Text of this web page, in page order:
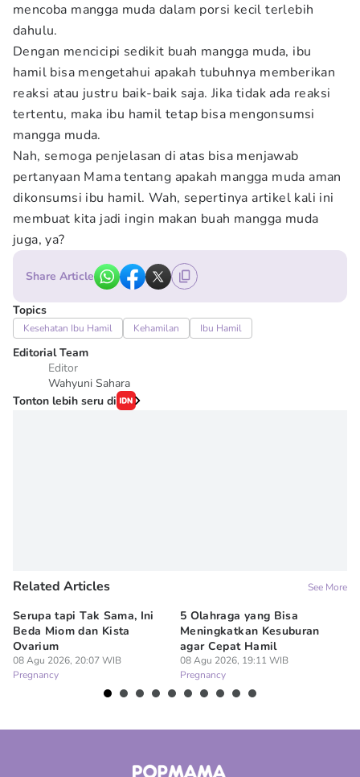
mencoba mangga muda dalam porsi kecil terlebih
dahulu.
Dengan mencicipi sedikit buah mangga muda, ibu
hamil bisa mengetahui apakah tubuhnya memberikan
reaksi atau justru baik-baik saja. Jika tidak ada reaksi
tertentu, maka ibu hamil tetap bisa mengonsumsi
mangga muda.
Nah, semoga penjelasan di atas bisa menjawab
pertanyaan Mama tentang apakah mangga muda aman
dikonsumsi ibu hamil. Wah, sepertinya artikel kali ini
membuat kita jadi ingin makan buah mangga muda
juga, ya?
Share Article
Topics
Kesehatan Ibu Hamil Kehamilan Ibu Hamil
Editorial Team
Editor
Wahyuni Sahara
Tonton lebih seru di
Related Articles See More
Serupa tapi Tak Sama, Ini
Beda Miom dan Kista
Ovarium
08 Agu 2026, 20:07 WIB
Pregnancy
5 Olahraga yang Bisa
Meningkatkan Kesuburan
agar Cepat Hamil
08 Agu 2026, 19:11 WIB
Pregnancy